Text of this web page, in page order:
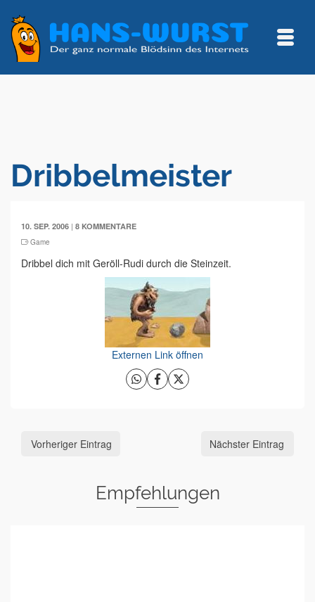
Dribbelmeister
10. SEP. 2006 | 8 KOMMENTARE
Game
Dribbel dich mit Geröll-Rudi durch die Steinzeit.
Externen Link öffnen
Vorheriger Eintrag Nächster Eintrag
Empfehlungen